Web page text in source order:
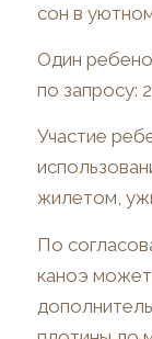
сон в
Один
по запросу:
Участие
жилетом,
По
каноэ